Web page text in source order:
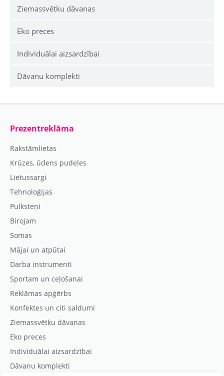
Ziemassvētku dāvanas
Eko preces
Individuālai aizsardzībai
Dāvanu komplekti
Prezentreklāma
Rakstāmlietas
Krūzes, ūdens pudeles
Lietussargi
Tehnoloģijas
Pulksteņi
Birojam
Somas
Mājai un atpūtai
Darba instrumenti
Sportam un ceļošanai
Reklāmas apģērbs
Konfektes un citi saldumi
Ziemassvētku dāvanas
Eko preces
Individuālai aizsardzībai
Dāvanu komplekti